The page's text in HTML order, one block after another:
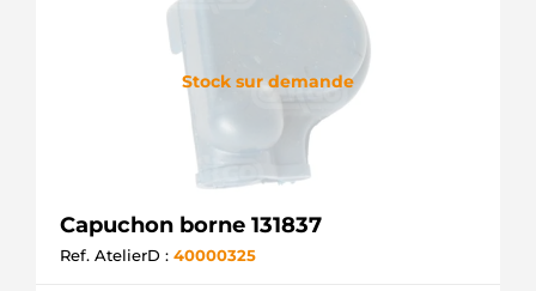
Stock sur demande
Capuchon borne 131837
Ref. AtelierD : 40000325